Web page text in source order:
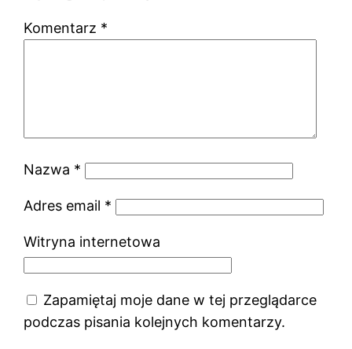
Komentarz *
Nazwa *
Adres email *
Witryna internetowa
Zapamiętaj moje dane w tej przeglądarce
podczas pisania kolejnych komentarzy.